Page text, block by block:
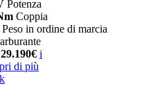
Potenza
Coppia
Peso in ordine di marcia
i
di più